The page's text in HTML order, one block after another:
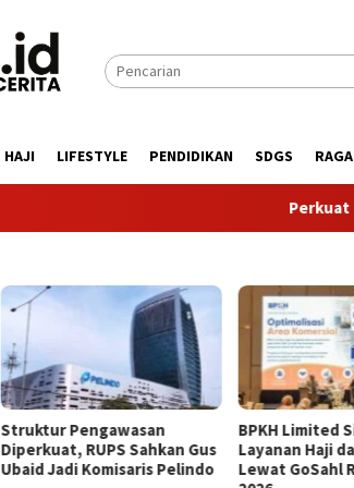
HAJI LIFESTYLE PENDIDIKAN SDGS
Perkuat
​Struktur Pengawasan
Diperkuat, RUPS Sahkan Gus
Ubaid Jadi Komisaris Pelindo
BPKH Limited
Layanan Haji
Lewat GoSahl